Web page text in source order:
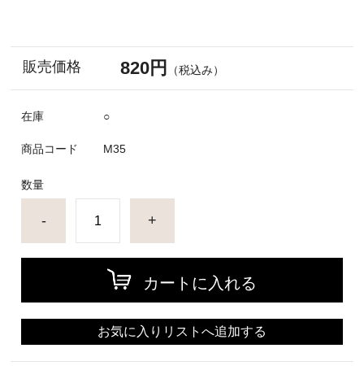
販売価格 820円 （税込み）
在庫 ○
商品コード M35
数量
- +
カートに入れる
お気に入りリストへ追加する